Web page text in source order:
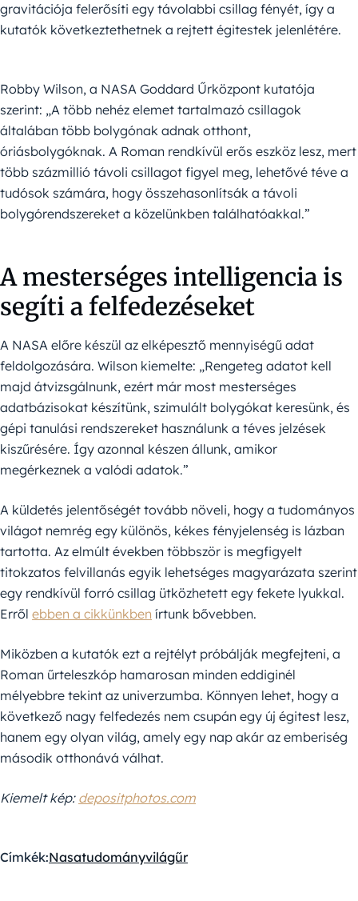
gravitációja felerősíti egy távolabbi csillag fényét, így a
kutatók következtethetnek a rejtett égitestek jelenlétére.
Robby Wilson, a NASA Goddard Űrközpont kutatója
szerint: „A több nehéz elemet tartalmazó csillagok
általában több bolygónak adnak otthont,
óriásbolygóknak. A Roman rendkívül erős eszköz lesz, mert
több százmillió távoli csillagot figyel meg, lehetővé téve a
tudósok számára, hogy összehasonlítsák a távoli
bolygórendszereket a közelünkben találhatóakkal.”
A mesterséges intelligencia is
segíti a felfedezéseket
A NASA előre készül az elképesztő mennyiségű adat
feldolgozására. Wilson kiemelte: „Rengeteg adatot kell
majd átvizsgálnunk, ezért már most mesterséges
adatbázisokat készítünk, szimulált bolygókat keresünk, és
gépi tanulási rendszereket használunk a téves jelzések
kiszűrésére. Így azonnal készen állunk, amikor
megérkeznek a valódi adatok.”
A küldetés jelentőségét tovább növeli, hogy a tudományos
világot nemrég egy különös, kékes fényjelenség is lázban
tartotta. Az elmúlt években többször is megfigyelt
titokzatos felvillanás egyik lehetséges magyarázata szerint
egy rendkívül forró csillag ütközhetett egy fekete lyukkal.
Erről ebben a cikkünkben írtunk bővebben.
Miközben a kutatók ezt a rejtélyt próbálják megfejteni, a
Roman űrteleszkóp hamarosan minden eddiginél
mélyebbre tekint az univerzumba. Könnyen lehet, hogy a
következő nagy felfedezés nem csupán egy új égitest lesz,
hanem egy olyan világ, amely egy nap akár az emberiség
második otthonává válhat.
Kiemelt kép: depositphotos.com
Címkék:Nasatudományvilágűr